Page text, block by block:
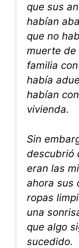
que sus
habían
que no
muerte de
familia
había
habían
vivienda.
Sin
descubrió
eran las
ahora sus
ropas
una
que algo
sucedido.